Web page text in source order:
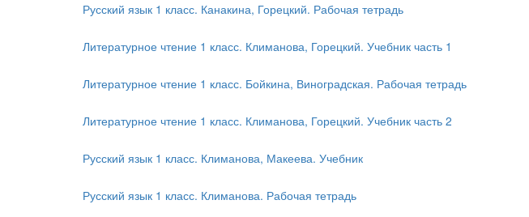
Русский язык 1 класс. Канакина, Горецкий. Рабочая тетрадь
Литературное чтение 1 класс. Климанова, Горецкий. Учебник часть 1
Литературное чтение 1 класс. Бойкина, Виноградская. Рабочая тетрадь
Литературное чтение 1 класс. Климанова, Горецкий. Учебник часть 2
Русский язык 1 класс. Климанова, Макеева. Учебник
Русский язык 1 класс. Климанова. Рабочая тетрадь